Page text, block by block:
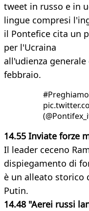
tweet in russo e in
lingue compresi
il Pontefice cita un
per l'Ucraina
all'udienza
febbraio.
14.55 Inviate forze
Il leader ceceno
dispiegamento di
è un alleato storico
Putin.
14.48 "Aerei russi